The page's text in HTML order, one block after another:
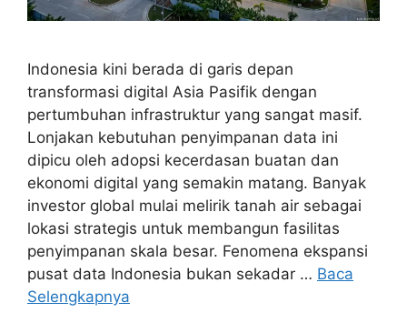
Indonesia kini berada di garis depan
transformasi digital Asia Pasifik dengan
pertumbuhan infrastruktur yang sangat masif.
Lonjakan kebutuhan penyimpanan data ini
dipicu oleh adopsi kecerdasan buatan dan
ekonomi digital yang semakin matang. Banyak
investor global mulai melirik tanah air sebagai
lokasi strategis untuk membangun fasilitas
penyimpanan skala besar. Fenomena ekspansi
pusat data Indonesia bukan sekadar … Baca
Selengkapnya